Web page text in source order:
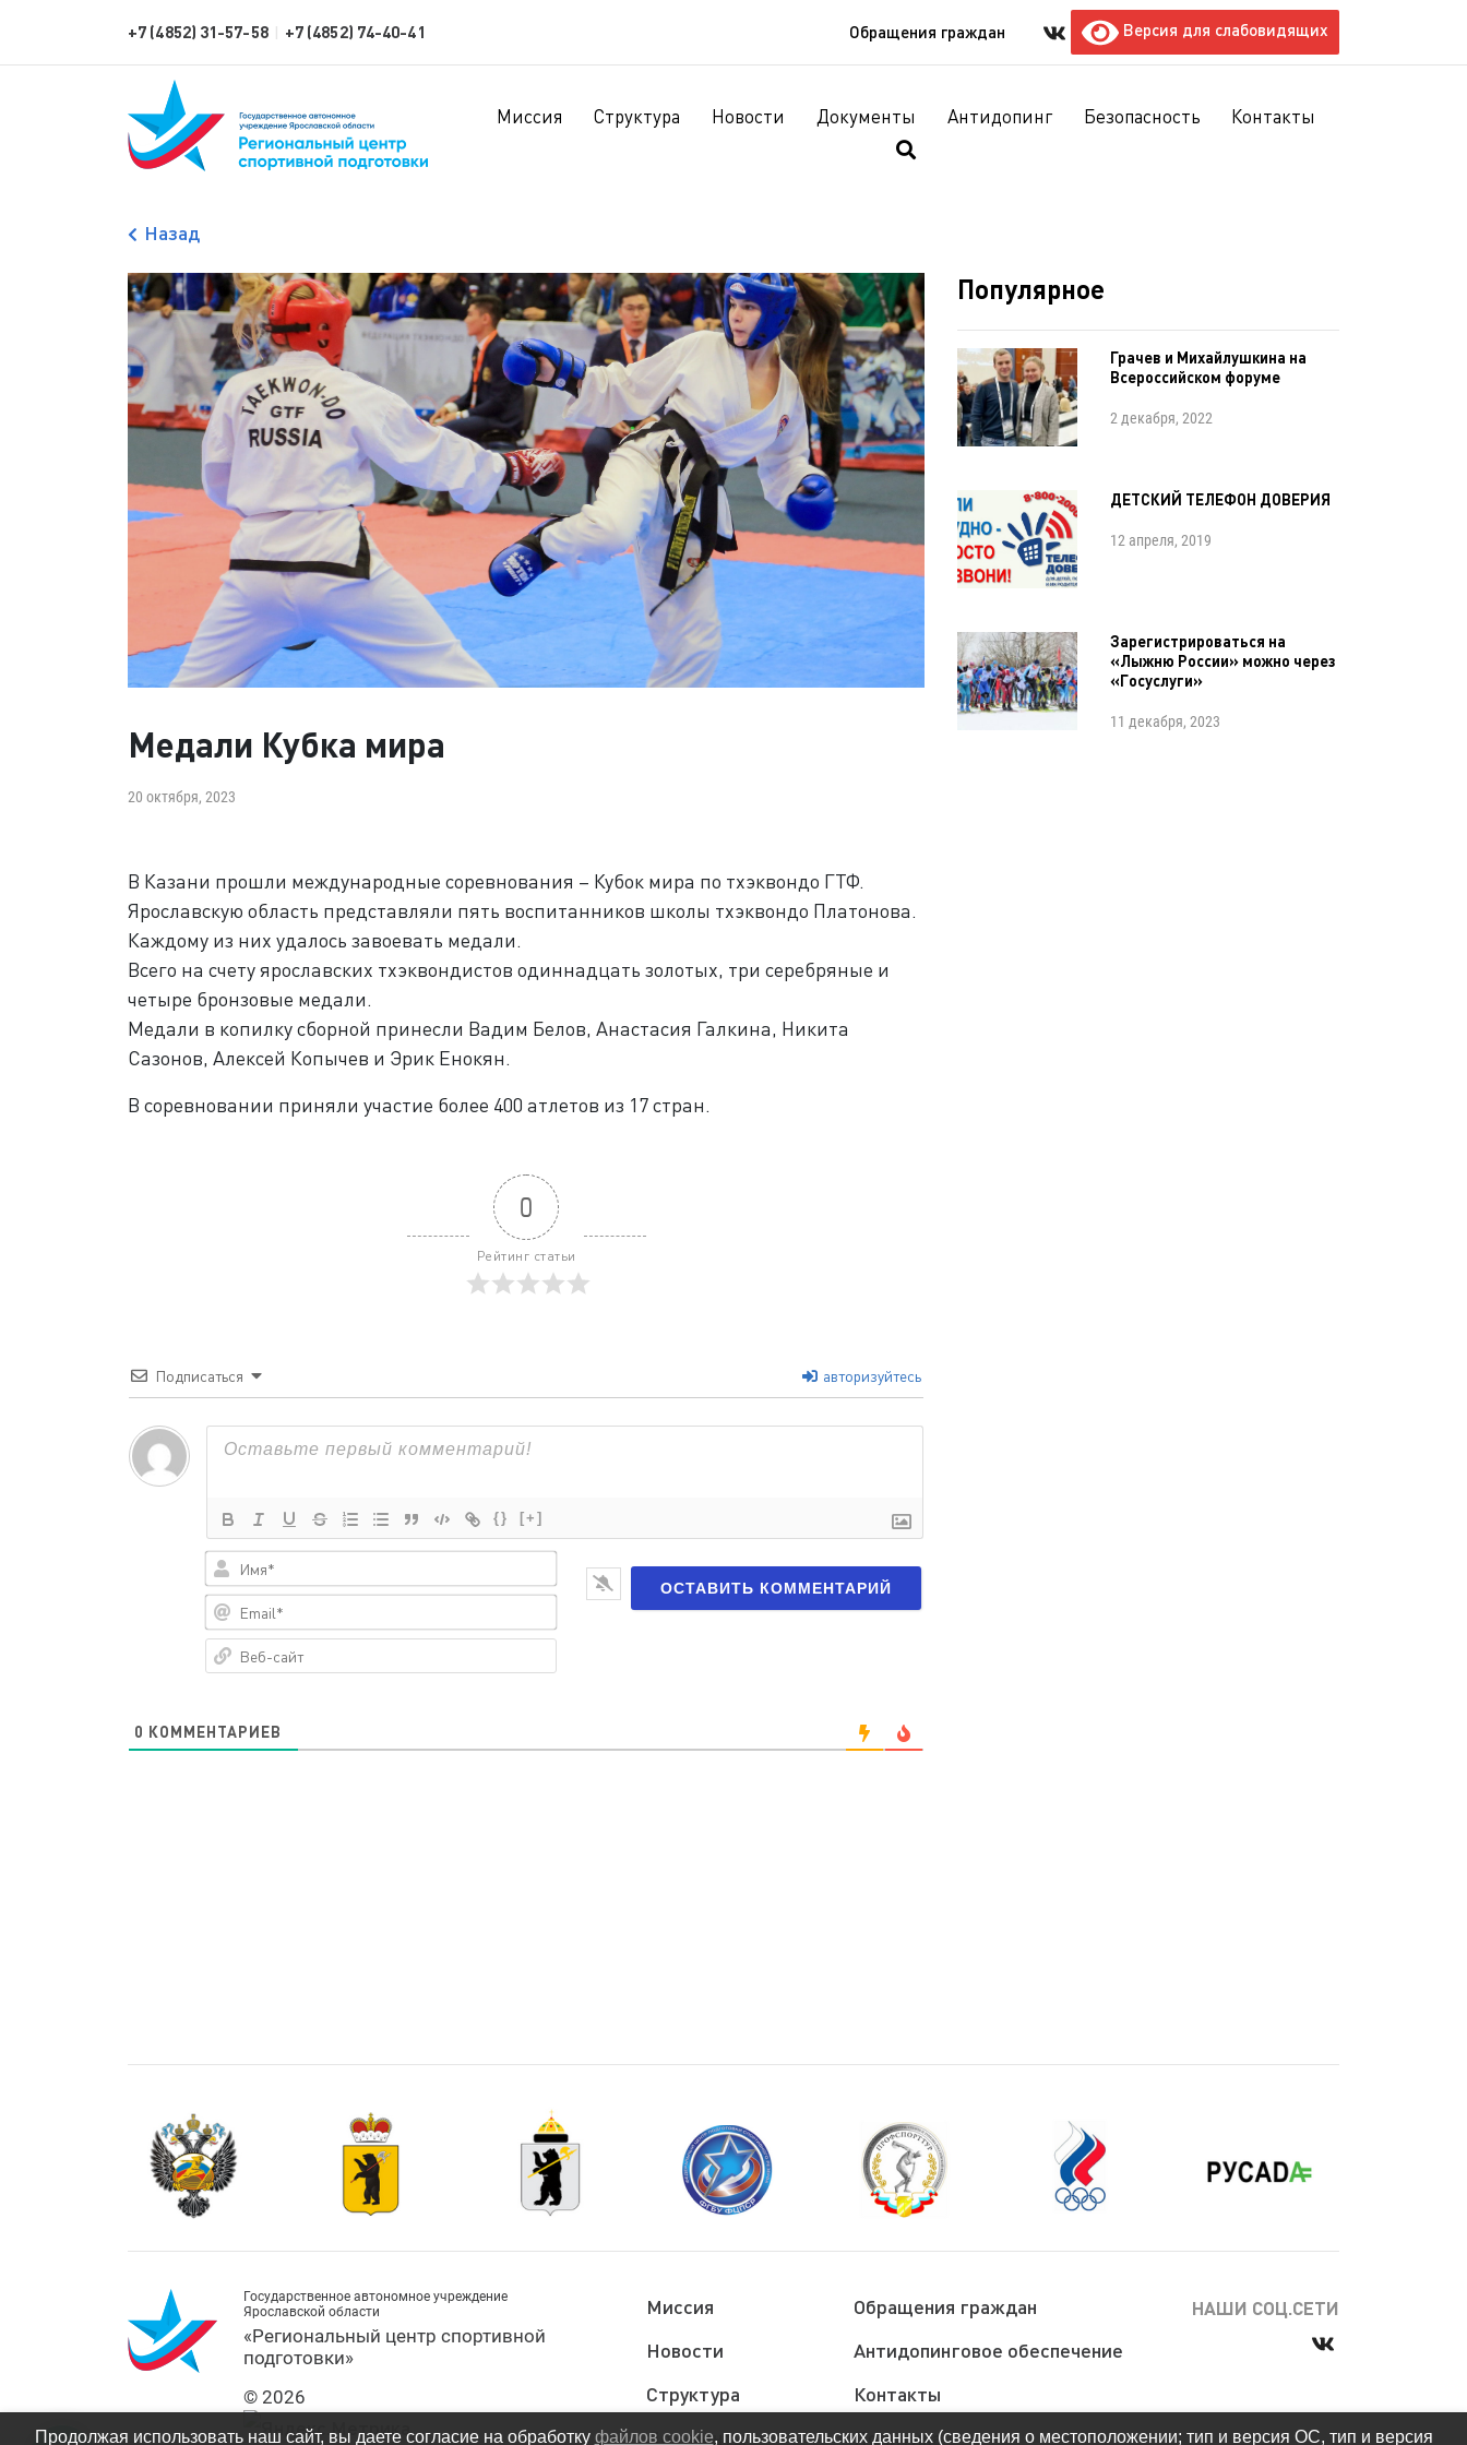
+7 (4852) 31-57-58 | +7 (4852) 74-40-41 Обращения граждан Версия для слабовидящих
Миссия Структура Новости Документы Антидопинг Безопасность Контакты
Назад
Медали Кубка мира
20 октября, 2023
В Казани прошли международные соревнования – Кубок мира по тхэквондо ГТФ.
Ярославскую область представляли пять воспитанников школы тхэквондо Платонова.
Каждому из них удалось завоевать медали.
Всего на счету ярославских тхэквондистов одиннадцать золотых, три серебряные и
четыре бронзовые медали.
Медали в копилку сборной принесли Вадим Белов, Анастасия Галкина, Никита
Сазонов, Алексей Копычев и Эрик Енокян.
В соревновании приняли участие более 400 атлетов из 17 стран.
0
Рейтинг статьи
Подписаться авторизуйтесь
{} [+]
Имя*
Email*
сайт
0 КОММЕНТАРИЕВ
Популярное
Грачев и Михайлушкина на
Всероссийском форуме
2 декабря, 2022
ДЕТСКИЙ ТЕЛЕФОН ДОВЕРИЯ
12 апреля, 2019
Зарегистрироваться на
«Лыжню России» можно через
«Госуслуги»
11 декабря, 2023
Государственное автономное учреждение
Ярославской области
«Региональный центр спортивной
подготовки»
© 2026
Миссия
Новости
Структура
Документы
Обращения граждан
Антидопинговое обеспечение
Контакты
Политика
НАШИ СОЦ.СЕТИ
Продолжая использовать наш сайт, вы даете согласие на обработку файлов cookie, пользовательских данных (сведения о местоположении; тип и версия ОС, тип и версия